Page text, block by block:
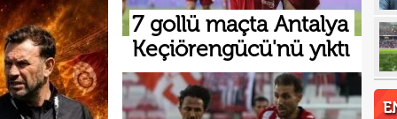
7 gollü maçta Antalya
Keçiörengücü'nü yıktı
aldı
kattı